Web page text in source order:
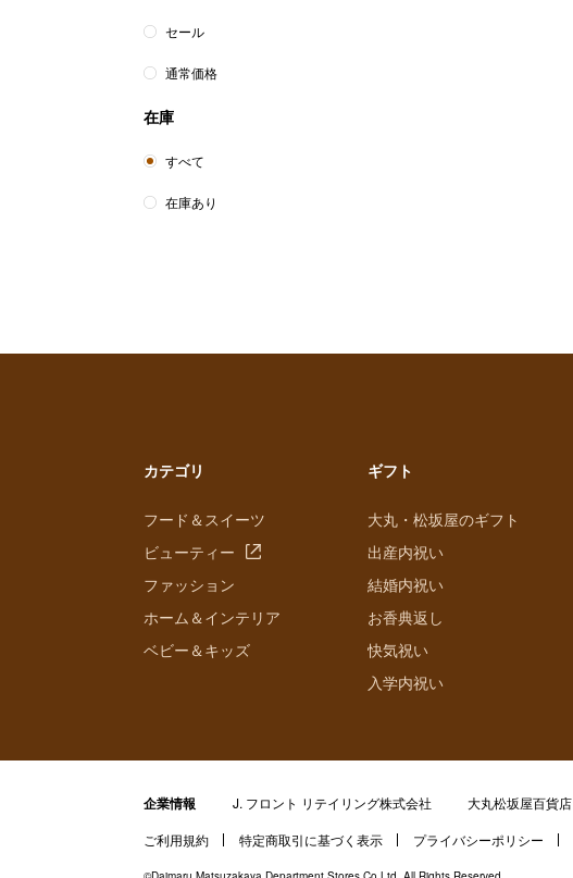
セール
通常価格
在庫
すべて
在庫あり
カテゴリ
フード＆スイーツ
ビューティー
ファッション
ホーム＆インテリア
ベビー＆キッズ
ギフト
大丸・松坂屋のギフト
出産内祝い
結婚内祝い
お香典返し
快気祝い
入学内祝い
企業情報 J. フロント リテイリング株式会社 大丸松坂屋百貨店
ご利用規約 特定商取引に基づく表示 プライバシーポリシー